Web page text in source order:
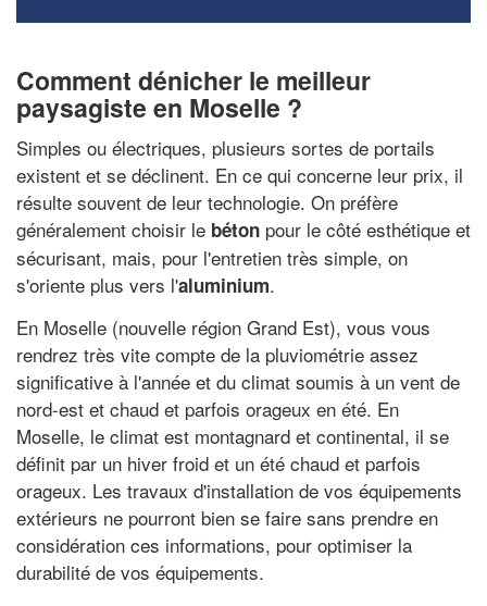
Comment dénicher le meilleur
paysagiste en Moselle ?
Simples ou électriques, plusieurs sortes de portails
existent et se déclinent. En ce qui concerne leur prix, il
résulte souvent de leur technologie. On préfère
généralement choisir le béton pour le côté esthétique et
sécurisant, mais, pour l'entretien très simple, on
s'oriente plus vers l'aluminium.
En Moselle (nouvelle région Grand Est), vous vous
rendrez très vite compte de la pluviométrie assez
significative à l'année et du climat soumis à un vent de
nord-est et chaud et parfois orageux en été. En
Moselle, le climat est montagnard et continental, il se
définit par un hiver froid et un été chaud et parfois
orageux. Les travaux d'installation de vos équipements
extérieurs ne pourront bien se faire sans prendre en
considération ces informations, pour optimiser la
durabilité de vos équipements.